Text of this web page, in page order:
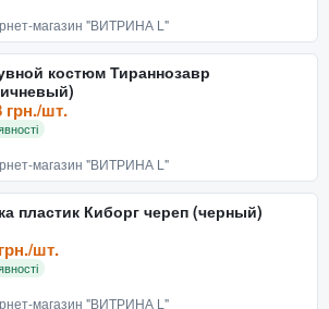
магазин "ВИТРИНА L"
костюм Тираннозавр
грн./шт.
магазин "ВИТРИНА L"
пластик Киборг череп (черный)
шт.
магазин "ВИТРИНА L"